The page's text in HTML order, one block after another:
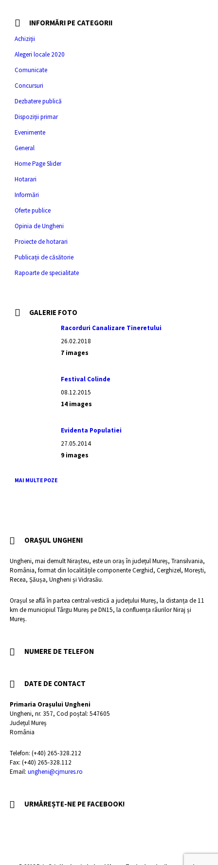
INFORMĂRI PE CATEGORII
Achiziții
Alegeri locale 2020
Comunicate
Concursuri
Dezbatere publică
Dispoziții primar
Evenimente
General
Home Page Slider
Hotarari
Informări
Oferte publice
Opinia de Ungheni
Proiecte de hotarari
Publicații de căsătorie
Rapoarte de specialitate
GALERIE FOTO
Racorduri Canalizare Tineretului
26.02.2018
7 images
Festival Colinde
08.12.2015
14 images
Evidenta Populatiei
27.05.2014
9 images
MAI MULTE POZE
ORAȘUL UNGHENI
Ungheni, mai demult Nirașteu, este un oraș în județul Mureș, Transilvania,
România, format din localitățile componente Cerghid, Cerghizel, Morești,
Recea, Șăușa, Ungheni și Vidrasău.
Orașul se află în partea central-vestică a județului Mureș, la distanța de 11
km de municipiul Târgu Mureș pe DN15, la confluența râurilor Niraj și
Mureș.
NUMERE DE TELEFON
DATE DE CONTACT
Primaria Orașului Ungheni
Ungheni, nr. 357, Cod poștal: 547605
Județul Mureș
România
Telefon: (+40) 265-328.212
Fax: (+40) 265-328.112
Email: ungheni@cjmures.ro
URMĂREȘTE-NE PE FACEBOOK!